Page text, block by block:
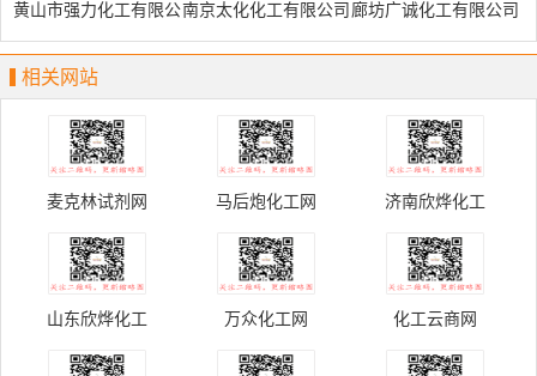
黄山市强力化工有限公
司官网
南京太化化工有限公司 廊坊广诚化工有限公司
相关网站
麦克林试剂网 马后炮化工网 济南欣烨化工
山东欣烨化工 万众化工网 化工云商网